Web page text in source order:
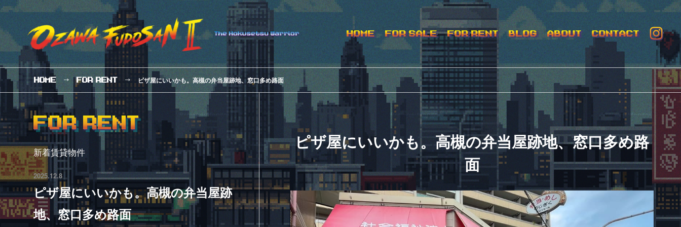
HOME FOR SALE FOR RENT BLOG ABOUT CONTACT
HOME FOR RENT ピザ屋にいいかも。高槻の弁当屋跡地、窓口多め路面
FOR RENT
新着賃貸物件
2025.12.8
ピザ屋にいいかも。高槻の弁当屋跡
地、窓口多め路面
ピザ屋にいいかも。高槻の弁当屋跡地、窓口多め路
面